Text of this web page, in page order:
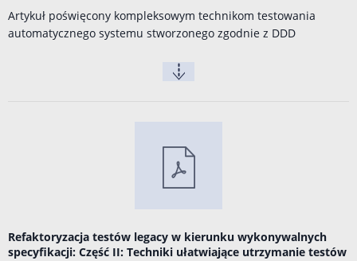
Artykuł poświęcony kompleksowym technikom testowania
automatycznego systemu stworzonego zgodnie z DDD
Refaktoryzacja testów legacy w kierunku wykonywalnych
specyfikacji: Część II: Techniki ułatwiające utrzymanie testów